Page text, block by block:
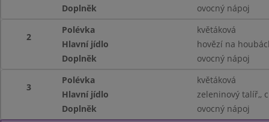
Doplněk
ovocný nápoj
2
Polévka
květáková
Hlavní jídlo
hovězí na
Doplněk
ovocný nápoj
3
Polévka
květáková
Hlavní jídlo
zeleninový talíř,,
Doplněk
ovocný nápoj